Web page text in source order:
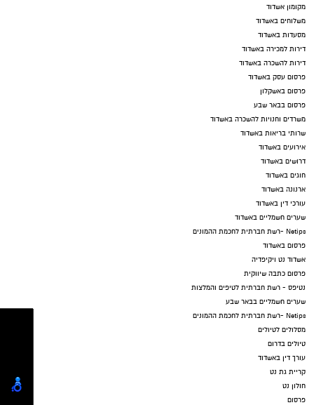
מקומון אשדוד
משלוחים באשדוד
מסעדות באשדוד
דירות למכירה באשדוד
דירות להשכרה באשדוד
פרסום עסק באשדוד
פרסום באשקלון
פרסום בבאר שבע
משרדים וחנויות להשכרה באשדוד
שרותי בריאות באשדוד
אירועים באשדוד
דרושים באשדוד
חוגים באשדוד
ארנונה באשדוד
עורכי דין באשדוד
שערים חשמליים באשדוד
Netips -רשת חברתית לחכמת ההמונים
פרסום באשדוד
אשדוד נט ויקיפדיה
פרסום כתבה שיווקית
נטיפס - רשת חברתית לטיפים והמלצות
שערים חשמליים בבאר שבע
Netips -רשת חברתית לחכמת ההמונים
מסלולים לטיולים
טיולים בדרום
עורך דין באשדוד
קריית גת נט
חולון נט
פרסום